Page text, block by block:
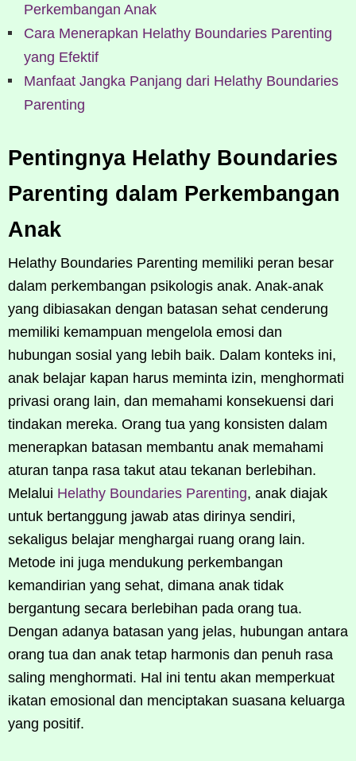
Perkembangan Anak
Cara Menerapkan Helathy Boundaries Parenting
yang Efektif
Manfaat Jangka Panjang dari Helathy Boundaries
Parenting
Pentingnya Helathy Boundaries
Parenting dalam Perkembangan
Anak
Helathy Boundaries Parenting memiliki peran besar
dalam perkembangan psikologis anak. Anak-anak
yang dibiasakan dengan batasan sehat cenderung
memiliki kemampuan mengelola emosi dan
hubungan sosial yang lebih baik. Dalam konteks ini,
anak belajar kapan harus meminta izin, menghormati
privasi orang lain, dan memahami konsekuensi dari
tindakan mereka. Orang tua yang konsisten dalam
menerapkan batasan membantu anak memahami
aturan tanpa rasa takut atau tekanan berlebihan.
Melalui Helathy Boundaries Parenting, anak diajak
untuk bertanggung jawab atas dirinya sendiri,
sekaligus belajar menghargai ruang orang lain.
Metode ini juga mendukung perkembangan
kemandirian yang sehat, dimana anak tidak
bergantung secara berlebihan pada orang tua.
Dengan adanya batasan yang jelas, hubungan antara
orang tua dan anak tetap harmonis dan penuh rasa
saling menghormati. Hal ini tentu akan memperkuat
ikatan emosional dan menciptakan suasana keluarga
yang positif.